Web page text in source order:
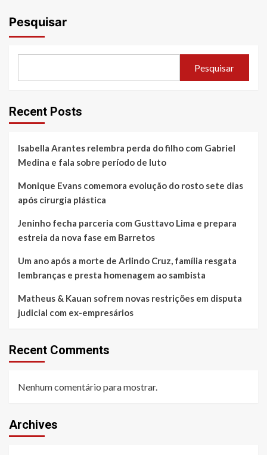
Pesquisar
Pesquisar
Recent Posts
Isabella Arantes relembra perda do filho com Gabriel
Medina e fala sobre período de luto
Monique Evans comemora evolução do rosto sete dias
após cirurgia plástica
Jeninho fecha parceria com Gusttavo Lima e prepara
estreia da nova fase em Barretos
Um ano após a morte de Arlindo Cruz, família resgata
lembranças e presta homenagem ao sambista
Matheus & Kauan sofrem novas restrições em disputa
judicial com ex-empresários
Recent Comments
Nenhum comentário para mostrar.
Archives